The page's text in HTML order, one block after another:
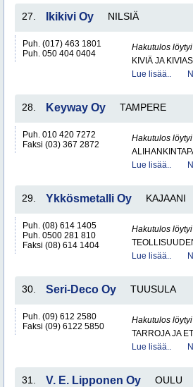
27. Ikikivi Oy NILSIÄ
Puh. (017) 463 1801
Puh. 050 404 0404
Hakutulos
KIVIÄ JA
Lue lisää..
28. Keyway Oy TAMPERE
Puh. 010 420 7272
Faksi (03) 367 2872
Hakutulos
Lue lisää..
29. Ykkösmetalli Oy KAJAANI
Puh. (08) 614 1405
Puh. 0500 281 810
Faksi (08) 614 1404
Hakutulos
Lue lisää..
30. Seri-Deco Oy TUUSULA
Puh. (09) 612 2580
Faksi (09) 6122 5850
Hakutulos
TARROJA JA
Lue lisää..
31. V. E. Lipponen Oy OULU